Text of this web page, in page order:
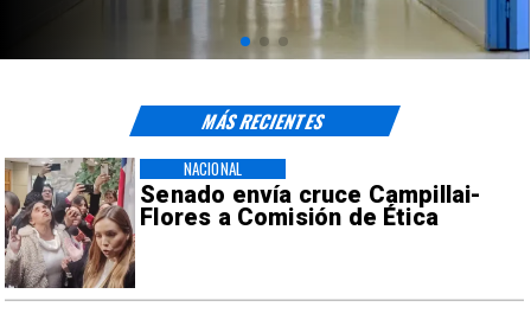
Senado envía cruce Campillai-
Flores a Comisión de Ética
NACIONAL
MÁS RECIENTES